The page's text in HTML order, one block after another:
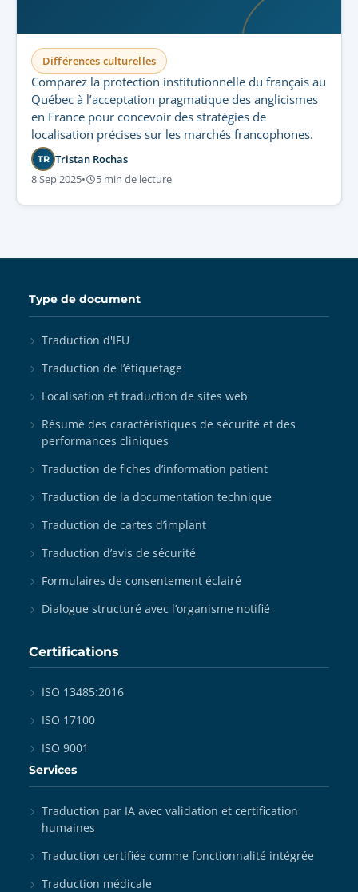
Différences culturelles
Comparez la protection institutionnelle du français au
Québec à l’acceptation pragmatique des anglicismes
en France pour concevoir des stratégies de
localisation précises sur les marchés francophones.
TR Tristan Rochas
8 Sep 2025• 5 min de lecture
Type de document
Traduction d'IFU
Traduction de l’étiquetage
Localisation et traduction de sites web
Résumé des caractéristiques de sécurité et des
performances cliniques
Traduction de fiches d’information patient
Traduction de la documentation technique
Traduction de cartes d’implant
Traduction d’avis de sécurité
Formulaires de consentement éclairé
Dialogue structuré avec l’organisme notifié
Certifications
ISO 13485:2016
ISO 17100
ISO 9001
Services
Traduction par IA avec validation et certification
humaines
Traduction certifiée comme fonctionnalité intégrée
Traduction médicale